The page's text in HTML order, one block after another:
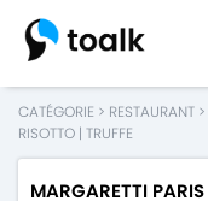
CATÉGORIE > RESTAURANT >
RISOTTO | TRUFFE
MARGARETTI PARIS